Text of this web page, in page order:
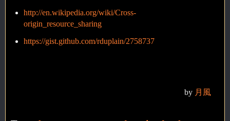
http://en.wikipedia.org/wiki/Cross-
origin_resource_sharing
https://gist.github.com/rduplain/2758737
by 月風